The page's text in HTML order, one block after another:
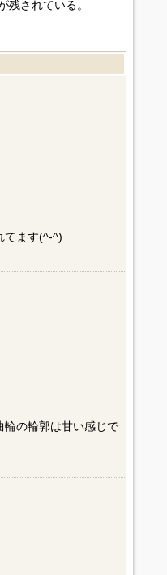
されている。
てます(^-^)
輪の輪郭は甘い感じで